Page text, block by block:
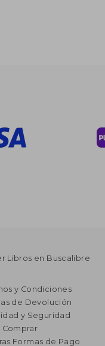
Libros en Buscalibre
y Condiciones
de Devolución
y Seguridad
Comprar
Formas de Pago